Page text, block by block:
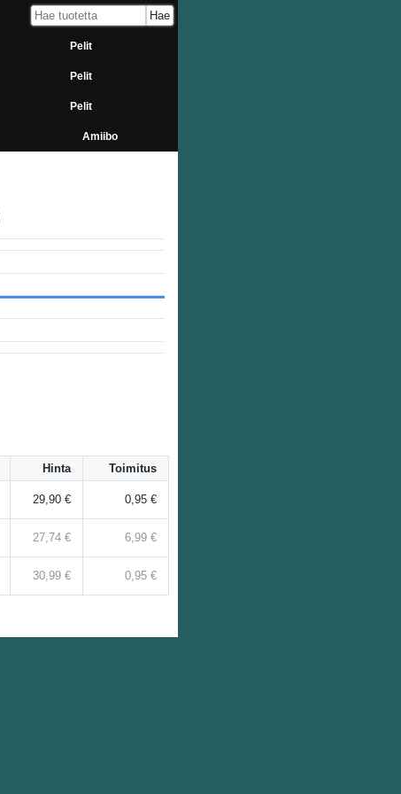
Pelit
Pelit
Pelit
Amiibo
Hinta Toimitus
29,90 € 0,95 €
27,74 € 6,99 €
30,99 € 0,95 €